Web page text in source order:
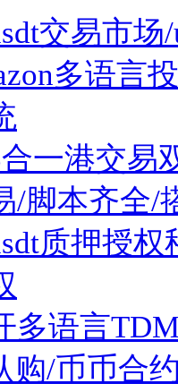
交易市场
多语言
一港交易
/脚本齐全/
质押授
多语言
购/币币合